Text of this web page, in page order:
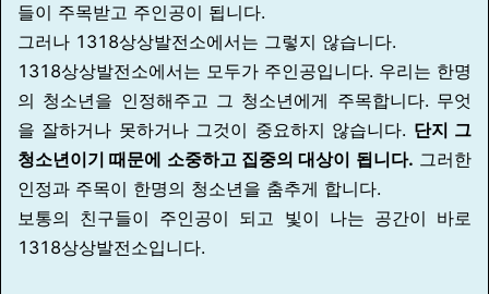
들이 주목받고 주인공이 됩니다.
그러나 1318상상발전소에서는 그렇지 않습니다.
1318상상발전소에서는 모두가 주인공입니다. 우리는 한명
의 청소년을 인정해주고 그 청소년에게 주목합니다. 무엇
을 잘하거나 못하거나 그것이 중요하지 않습니다. 단지 그
청소년이기 때문에 소중하고 집중의 대상이 됩니다. 그러한
인정과 주목이 한명의 청소년을 춤추게 합니다.
보통의 친구들이 주인공이 되고 빛이 나는 공간이 바로
1318상상발전소입니다.